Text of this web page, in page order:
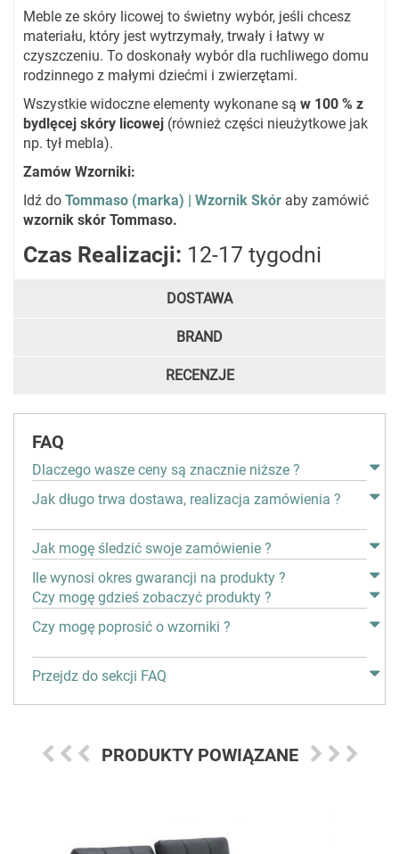
Meble ze skóry licowej to świetny wybór, jeśli chcesz
materiału, który jest wytrzymały, trwały i łatwy w
czyszczeniu. To doskonały wybór dla ruchliwego domu
rodzinnego z małymi dziećmi i zwierzętami.
Wszystkie widoczne elementy wykonane są w 100 % z
bydlęcej skóry licowej (również części nieużytkowe jak
np. tył mebla).
Zamów Wzorniki:
Idź do Tommaso (marka) | Wzornik Skór aby zamówić
wzornik skór Tommaso.
Czas Realizacji: 12-17 tygodni
DOSTAWA
BRAND
RECENZJE
FAQ
Dlaczego wasze ceny są znacznie niższe ?
Jak długo trwa dostawa, realizacja zamówienia ?
Jak mogę śledzić swoje zamówienie ?
Ile wynosi okres gwarancji na produkty ?
Czy mogę gdzieś zobaczyć produkty ?
Czy mogę poprosić o wzorniki ?
Przejdz do sekcji FAQ
PRODUKTY POWIĄZANE